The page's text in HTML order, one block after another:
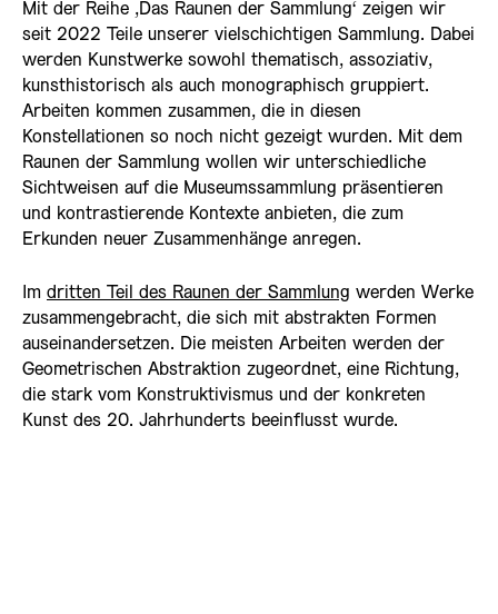
Mit der Reihe ‚Das Raunen der Sammlung‘ zeigen wir
seit 2022 Teile unserer vielschichtigen Sammlung. Dabei
werden Kunstwerke sowohl thematisch, assoziativ,
kunsthistorisch als auch monographisch gruppiert.
Arbeiten kommen zusammen, die in diesen
Konstellationen so noch nicht gezeigt wurden. Mit dem
Raunen der Sammlung wollen wir unterschiedliche
Sichtweisen auf die Museumssammlung präsentieren
und kontrastierende Kontexte anbieten, die zum
Erkunden neuer Zusammenhänge anregen.
Im dritten Teil des Raunen der Sammlung werden Werke
zusammengebracht, die sich mit abstrakten Formen
auseinandersetzen. Die meisten Arbeiten werden der
Geometrischen Abstraktion zugeordnet, eine Richtung,
die stark vom Konstruktivismus und der konkreten
Kunst des 20. Jahrhunderts beeinflusst wurde.